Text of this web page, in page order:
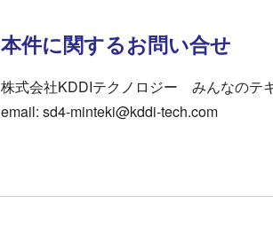
本件に関するお問い合せ
株式会社KDDIテクノロジー みんなのテ
email: sd4-minteki@kddi-tech.com